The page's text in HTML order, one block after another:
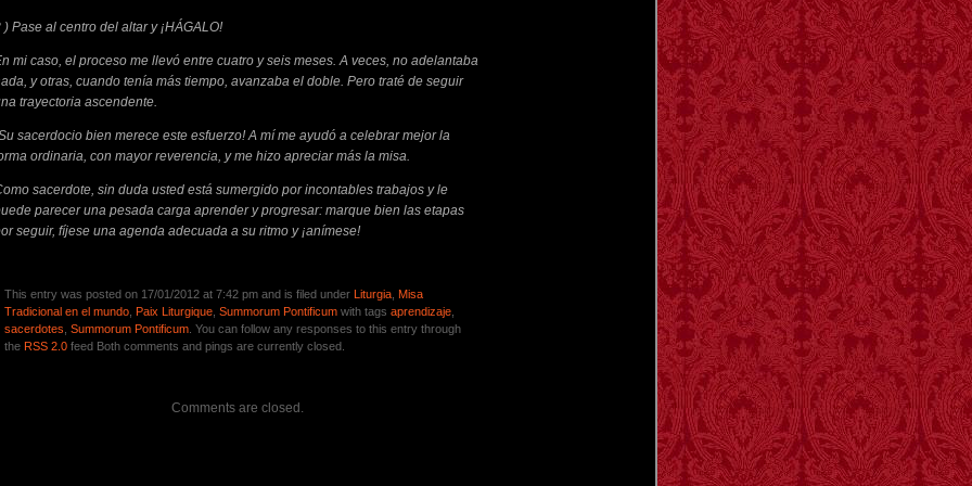
) Pase al centro del altar y ¡HÁGALO!
mi caso, el proceso me llevó entre cuatro y seis meses. A veces, no adelantaba
y otras, cuando tenía más tiempo, avanzaba el doble. Pero traté de seguir
trayectoria ascendente.
sacerdocio bien merece este esfuerzo! A mí me ayudó a celebrar mejor la
ordinaria, con mayor reverencia, y me hizo apreciar más la misa.
sacerdote, sin duda usted está sumergido por incontables trabajos y le
parecer una pesada carga aprender y progresar: marque bien las etapas
seguir, fíjese una agenda adecuada a su ritmo y ¡anímese!
This entry was posted on 17/01/2012 at 7:42 pm and is filed under Liturgia Misa
Tradicional en el mundo Paix Liturgique Summorum Pontificum with tags aprendizaje
sacerdotes Summorum Pontificum . You can follow any responses to this entry through
the RSS 2.0 feed Both comments and pings are currently closed.
Comments are closed.